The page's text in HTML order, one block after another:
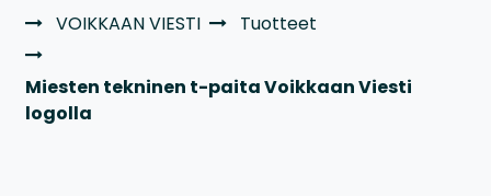
VOIKKAAN VIESTI
Tuotteet
Miesten tekninen t-paita Voikkaan Viesti
logolla